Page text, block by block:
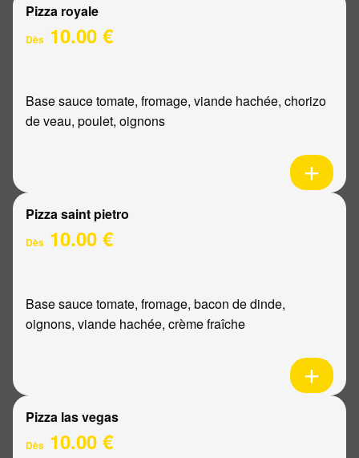
Pizza royale
Dès 10.00 €
Base sauce tomate, fromage, viande hachée, chorizo
de veau, poulet, oignons
Pizza saint pietro
Dès 10.00 €
Base sauce tomate, fromage, bacon de dinde,
oignons, viande hachée, crème fraîche
Pizza las vegas
Dès 10.00 €